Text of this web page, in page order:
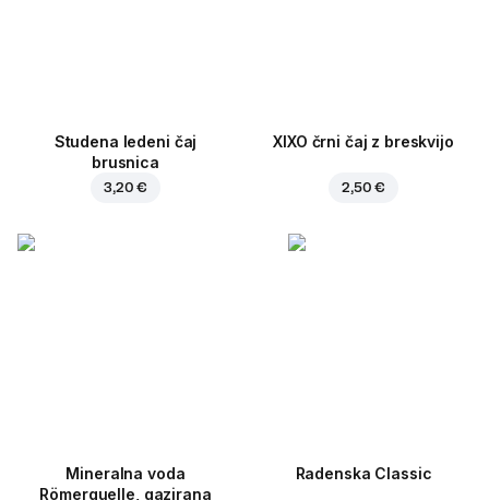
Studena ledeni čaj
brusnica
3,20 €
XIXO črni čaj z breskvijo
2,50 €
Mineralna voda
Römerquelle, gazirana
Radenska Classic